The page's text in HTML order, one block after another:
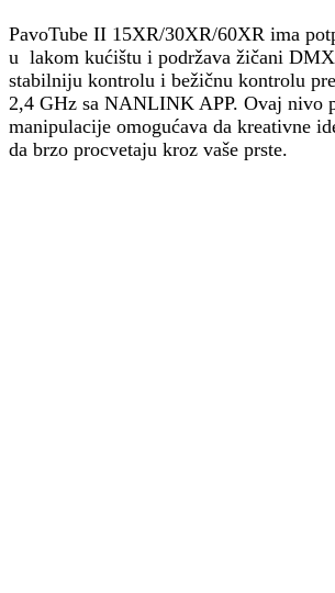
PavoTube II 15XR/30XR/60XR ima
u ​ lakom kućištu i podržava žičani
stabilniju kontrolu i bežičnu kontrolu
2,4 GHz sa NANLINK APP. Ovaj nivo
manipulacije omogućava da kreativne
da brzo procvetaju kroz vaše prste.